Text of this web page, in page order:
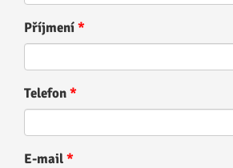
Příjmení
Telefon
E-mail